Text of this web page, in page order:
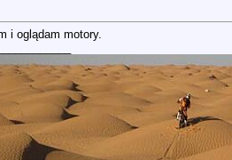
i oglądam motory.